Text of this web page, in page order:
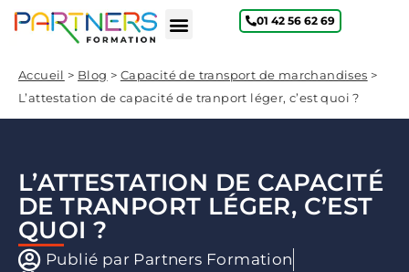
01 42 56 62 69
Accueil > Blog > Capacité de transport de marchandises >
L’attestation de capacité de tranport léger, c’est quoi ?
L’ATTESTATION DE CAPACITÉ
DE TRANPORT LÉGER, C’EST
QUOI ?
Publié par Partners Formation